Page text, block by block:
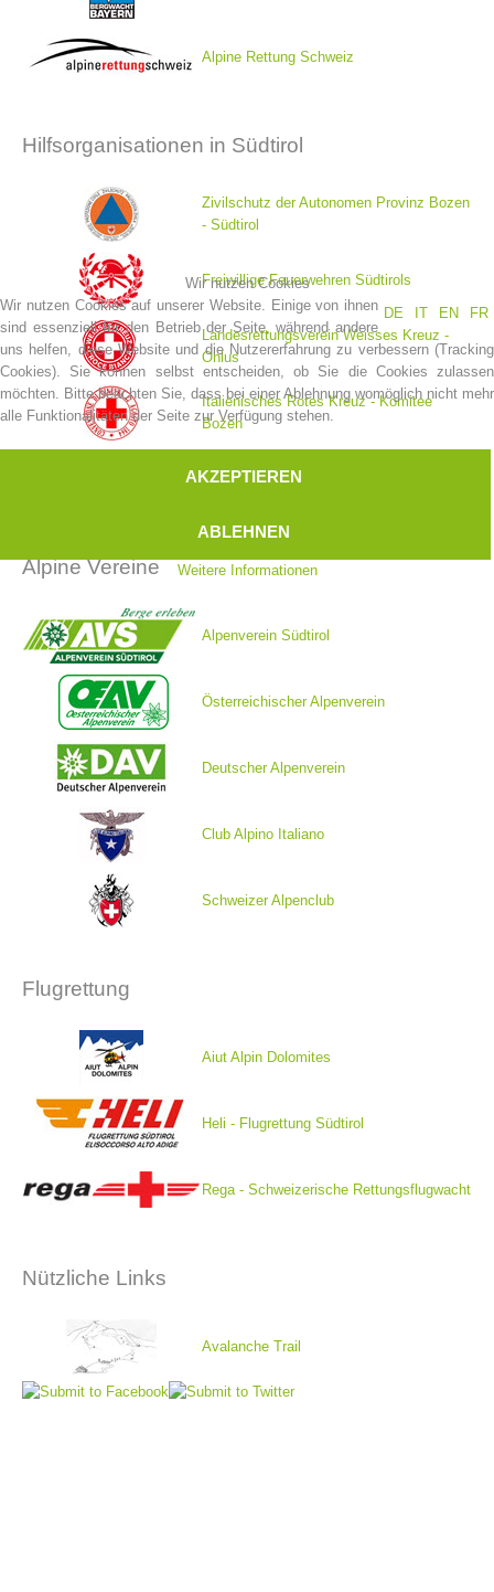
Bergrettungsstellen
Vorstand
Alpine Rettung Schweiz
Hilfsorganisationen in Südtirol
Zivilschutz der Autonomen Provinz Bozen
- Südtirol
Freiwillige Feuerwehren Südtirols
Landesrettungsverein Weisses Kreuz -
Onlus
Italienisches Rotes Kreuz - Komitee
Bozen
Wasserrettung Südtirol
Alpine Vereine
Alpenverein Südtirol
Österreichischer Alpenverein
Deutscher Alpenverein
Club Alpino Italiano
Schweizer Alpenclub
Flugrettung
Aiut Alpin Dolomites
Heli - Flugrettung Südtirol
Rega - Schweizerische Rettungsflugwacht
Nützliche Links
Avalanche Trail
Wir nutzen Cookies
DE
IT EN FR
Wir nutzen Cookies auf unserer Website. Einige von ihnen
sind essenziell für den Betrieb der Seite, während andere
uns helfen, diese Website und die Nutzererfahrung zu verbessern (Tracking
Cookies). Sie können selbst entscheiden, ob Sie die Cookies zulassen
möchten. Bitte beachten Sie, dass bei einer Ablehnung womöglich nicht mehr
alle Funktionalitäten der Seite zur Verfügung stehen.
AKZEPTIEREN
ABLEHNEN
Weitere Informationen